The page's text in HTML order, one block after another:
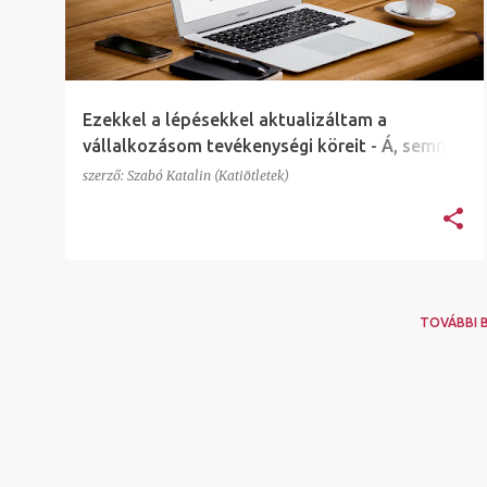
e
g
y
Ezekkel a lépésekkel aktualizáltam a
vállalkozásom tevékenységi köreit - Á, semmi
maximalizmus nem volt benne...
szerző: Szabó Katalin (Katiötletek)
TOVÁBBI